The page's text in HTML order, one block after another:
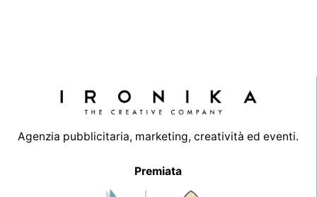
Agenzia pubblicitaria, marketing, creatività ed eventi.
Premiata